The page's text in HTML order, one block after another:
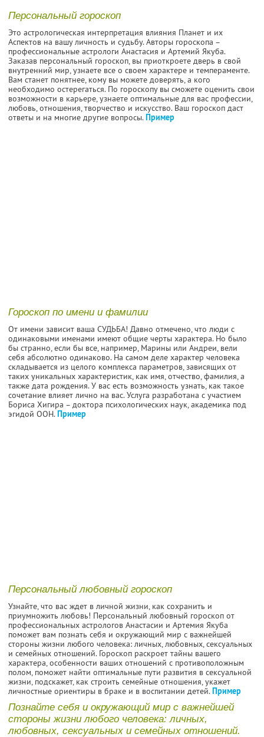
Персональный гороскоп
Это астрологическая интерпретация влияния Планет и их
Аспектов на вашу личность и судьбу. Авторы гороскопа –
профессиональные астрологи Анастасия и Артемий Якуба.
Заказав персональный гороскоп, вы приоткроете дверь в свой
внутренний мир, узнаете все о своем характере и темпераменте.
Вам станет понятнее, кому вы можете доверять, а кого
необходимо остерегаться. По гороскопу вы сможете оценить свои
возможности в карьере, узнаете оптимальные для вас профессии,
любовь, отношения, творчество и искусство. Ваш гороскоп даст
ответы и на многие другие вопросы.Пример
Гороскоп по имени и фамилии
От имени зависит ваша СУДЬБА! Давно отмечено, что люди с
одинаковыми именами имеют общие черты характера. Но было
бы странно, если бы все, например, Марины или Андреи, вели
себя абсолютно одинаково. На самом деле характер человека
складывается из целого комплекса параметров, зависящих от
таких уникальных характеристик, как имя, отчество, фамилия, а
также дата рождения. У вас есть возможность узнать, как такое
сочетание влияет лично на вас. Услуга разработана с участием
Бориса Хигира – доктора психологических наук, академика под
эгидой ООН.Пример
Персональный любовный гороскоп
Узнайте, что вас ждет в личной жизни, как сохранить и
приумножить любовь! Персональный любовный гороскоп от
профессиональных астрологов Анастасии и Артемия Якуба
поможет вам познать себя и окружающий мир с важнейшей
стороны жизни любого человека: личных, любовных, сексуальных
и семейных отношений. Гороскоп раскроет тайны вашего
характера, особенности ваших отношений с противоположным
полом, поможет найти оптимальные пути развития в сексуальной
жизни, подскажет, как строить семейные отношения, укажет
личностные ориентиры в браке и в воспитании детей.Пример
Познайте себя и окружающий мир с важнейшей
стороны жизни любого человека: личных,
любовных, сексуальных и семейных отношений.